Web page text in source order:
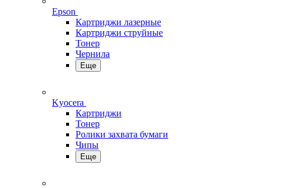
Epson
Картриджи лазерные
Картриджи струйные
Тонер
Чернила
Еще
Kyocera
Картриджи
Тонер
Ролики захвата бумаги
Чипы
Еще